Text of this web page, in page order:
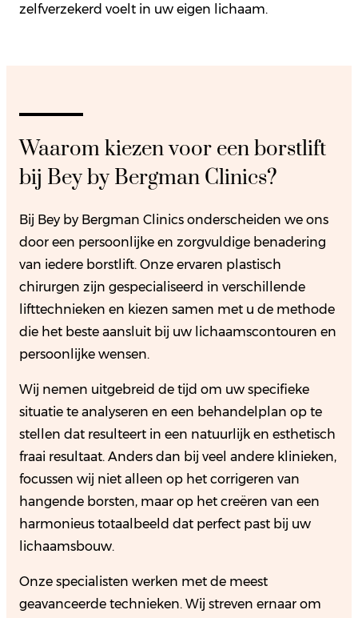
zelfverzekerd voelt in uw eigen lichaam.
Waarom kiezen voor een borstlift
bij Bey by Bergman Clinics?
Bij Bey by Bergman Clinics onderscheiden we ons
door een persoonlijke en zorgvuldige benadering
van iedere borstlift. Onze ervaren plastisch
chirurgen zijn gespecialiseerd in verschillende
lifttechnieken en kiezen samen met u de methode
die het beste aansluit bij uw lichaamscontouren en
persoonlijke wensen.
Wij nemen uitgebreid de tijd om uw specifieke
situatie te analyseren en een behandelplan op te
stellen dat resulteert in een natuurlijk en esthetisch
fraai resultaat. Anders dan bij veel andere klinieken,
focussen wij niet alleen op het corrigeren van
hangende borsten, maar op het creëren van een
harmonieus totaalbeeld dat perfect past bij uw
lichaamsbouw.
Onze specialisten werken met de meest
geavanceerde technieken. Wij streven ernaar om